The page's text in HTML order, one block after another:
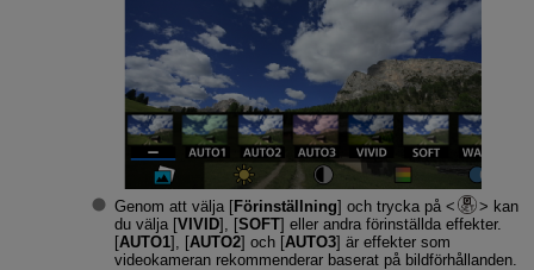
Genom att välja [Förinställning] och trycka på
kan
du välja [VIVID], [SOFT] eller andra förinställda effekter.
[AUTO1], [AUTO2] och [AUTO3] är effekter som
videokameran rekommenderar baserat på bildförhållanden.